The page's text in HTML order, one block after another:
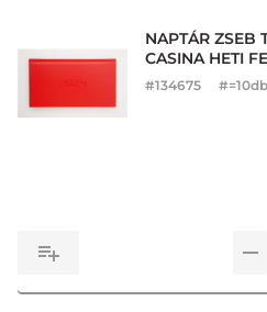
NAPTÁR ZSEB
CASINA HETI
#134675